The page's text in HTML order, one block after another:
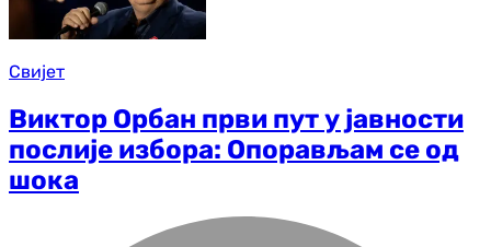
Свијет
Виктор Орбан први пут у јавности
послије избора: Опорављам се од
шока